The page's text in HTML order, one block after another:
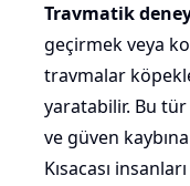
Travmatik
geçirmek veya
travmalar
yaratabilir. Bu
ve güven
Kısacası